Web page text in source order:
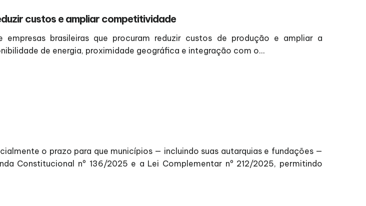
custos e ampliar competitividade
brasileiras que procuram reduzir custos de produção e ampliar a
de energia, proximidade geográfica e integração com o...
o prazo para que municípios — incluindo suas autarquias e fundações —
Constitucional nº 136/2025 e a Lei Complementar nº 212/2025, permitindo